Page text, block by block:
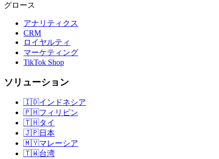
グロース
アナリティクス
CRM
ロイヤルティ
マーケティング
TikTok Shop
ソリューション
🇮🇩インドネシア
🇵🇭フィリピン
🇹🇭タイ
🇯🇵日本
🇲🇾マレーシア
🇹🇼台湾